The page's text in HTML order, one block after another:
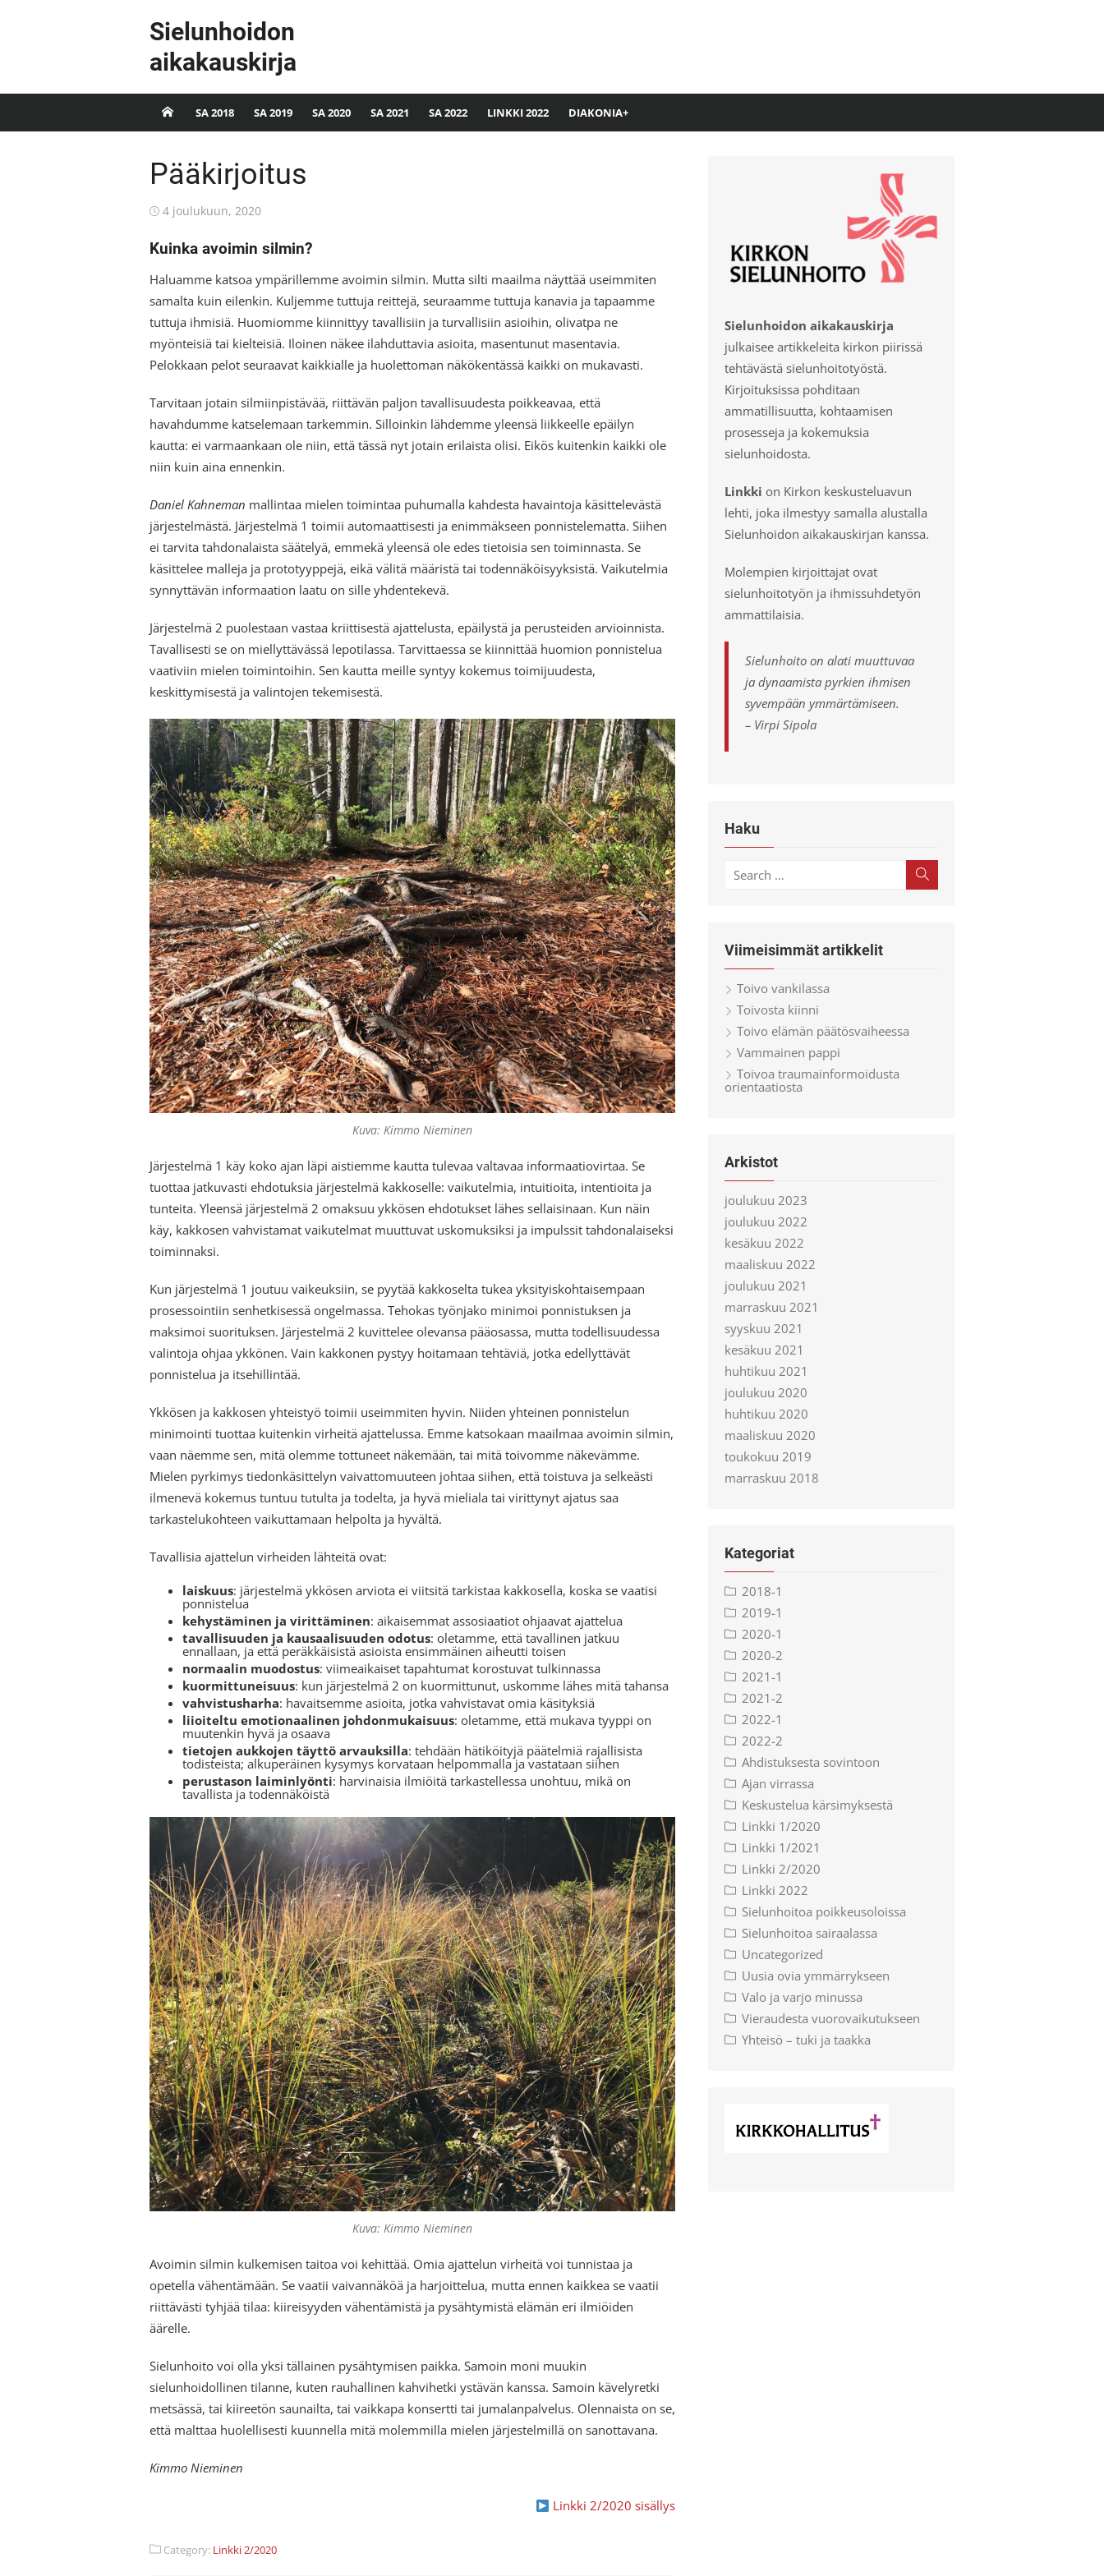
Sielunhoidon
aikakauskirja
SA 2018 SA 2019 SA 2020 SA 2021 SA 2022 LINKKI 2022 DIAKONIA+
Pääkirjoitus
Posted
4 joulukuun, 2020
Kuinka avoimin silmin?
Haluamme katsoa ympärillemme avoimin silmin. Mutta silti maailma näyttää useimmiten
samalta kuin eilenkin. Kuljemme tuttuja reittejä, seuraamme tuttuja kanavia ja tapaamme
tuttuja ihmisiä. Huomiomme kiinnittyy tavallisiin ja turvallisiin asioihin, olivatpa ne
myönteisiä tai kielteisiä. Iloinen näkee ilahduttavia asioita, masentunut masentavia.
Pelokkaan pelot seuraavat kaikkialle ja huolettoman näkökentässä kaikki on mukavasti.
Tarvitaan jotain silmiinpistävää, riittävän paljon tavallisuudesta poikkeavaa, että
havahdumme katselemaan tarkemmin. Silloinkin lähdemme yleensä liikkeelle epäilyn
kautta: ei varmaankaan ole niin, että tässä nyt jotain erilaista olisi. Eikös kuitenkin kaikki ole
niin kuin aina ennenkin.
Daniel Kahneman mallintaa mielen toimintaa puhumalla kahdesta havaintoja käsittelevästä
järjestelmästä. Järjestelmä 1 toimii automaattisesti ja enimmäkseen ponnistelematta. Siihen
ei tarvita tahdonalaista säätelyä, emmekä yleensä ole edes tietoisia sen toiminnasta. Se
käsittelee malleja ja prototyyppejä, eikä välitä määristä tai todennäköisyyksistä. Vaikutelmia
synnyttävän informaation laatu on sille yhdentekevä.
Järjestelmä 2 puolestaan vastaa kriittisestä ajattelusta, epäilystä ja perusteiden arvioinnista.
Tavallisesti se on miellyttävässä lepotilassa. Tarvittaessa se kiinnittää huomion ponnistelua
vaativiin mielen toimintoihin. Sen kautta meille syntyy kokemus toimijuudesta,
keskittymisestä ja valintojen tekemisestä.
Kuva: Kimmo Nieminen
Järjestelmä 1 käy koko ajan läpi aistiemme kautta tulevaa valtavaa informaatiovirtaa. Se
tuottaa jatkuvasti ehdotuksia järjestelmä kakkoselle: vaikutelmia, intuitioita, intentioita ja
tunteita. Yleensä järjestelmä 2 omaksuu ykkösen ehdotukset lähes sellaisinaan. Kun näin
käy, kakkosen vahvistamat vaikutelmat muuttuvat uskomuksiksi ja impulssit tahdonalaiseksi
toiminnaksi.
Kun järjestelmä 1 joutuu vaikeuksiin, se pyytää kakkoselta tukea yksityiskohtaisempaan
prosessointiin senhetkisessä ongelmassa. Tehokas työnjako minimoi ponnistuksen ja
maksimoi suorituksen. Järjestelmä 2 kuvittelee olevansa pääosassa, mutta todellisuudessa
valintoja ohjaa ykkönen. Vain kakkonen pystyy hoitamaan tehtäviä, jotka edellyttävät
ponnistelua ja itsehillintää.
Ykkösen ja kakkosen yhteistyö toimii useimmiten hyvin. Niiden yhteinen ponnistelun
minimointi tuottaa kuitenkin virheitä ajattelussa. Emme katsokaan maailmaa avoimin silmin,
vaan näemme sen, mitä olemme tottuneet näkemään, tai mitä toivomme näkevämme.
Mielen pyrkimys tiedonkäsittelyn vaivattomuuteen johtaa siihen, että toistuva ja selkeästi
ilmenevä kokemus tuntuu tutulta ja todelta, ja hyvä mieliala tai virittynyt ajatus saa
tarkastelukohteen vaikuttamaan helpolta ja hyvältä.
Tavallisia ajattelun virheiden lähteitä ovat:
laiskuus: järjestelmä ykkösen arviota ei viitsitä tarkistaa kakkosella, koska se vaatisi
ponnistelua
kehystäminen ja virittäminen: aikaisemmat assosiaatiot ohjaavat ajattelua
tavallisuuden ja kausaalisuuden odotus: oletamme, että tavallinen jatkuu
ennallaan, ja että peräkkäisistä asioista ensimmäinen aiheutti toisen
normaalin muodostus: viimeaikaiset tapahtumat korostuvat tulkinnassa
kuormittuneisuus: kun järjestelmä 2 on kuormittunut, uskomme lähes mitä tahansa
vahvistusharha: havaitsemme asioita, jotka vahvistavat omia käsityksiä
liioiteltu emotionaalinen johdonmukaisuus: oletamme, että mukava tyyppi on
muutenkin hyvä ja osaava
tietojen aukkojen täyttö arvauksilla: tehdään hätiköityjä päätelmiä rajallisista
todisteista; alkuperäinen kysymys korvataan helpommalla ja vastataan siihen
perustason laiminlyönti: harvinaisia ilmiöitä tarkastellessa unohtuu, mikä on
tavallista ja todennäköistä
Kuva: Kimmo Nieminen
Avoimin silmin kulkemisen taitoa voi kehittää. Omia ajattelun virheitä voi tunnistaa ja
opetella vähentämään. Se vaatii vaivannäköä ja harjoittelua, mutta ennen kaikkea se vaatii
riittävästi tyhjää tilaa: kiireisyyden vähentämistä ja pysähtymistä elämän eri ilmiöiden
äärelle.
Sielunhoito voi olla yksi tällainen pysähtymisen paikka. Samoin moni muukin
sielunhoidollinen tilanne, kuten rauhallinen kahvihetki ystävän kanssa. Samoin kävelyretki
metsässä, tai kiireetön saunailta, tai vaikkapa konsertti tai jumalanpalvelus. Olennaista on se,
että malttaa huolellisesti kuunnella mitä molemmilla mielen järjestelmillä on sanottavana.
Kimmo Nieminen
Linkki 2/2020 sisällys
Category: Linkki 2/2020
Sielunhoidon aikakauskirja
julkaisee artikkeleita kirkon piirissä
tehtävästä sielunhoitotyöstä.
Kirjoituksissa pohditaan
ammatillisuutta, kohtaamisen
prosesseja ja kokemuksia
sielunhoidosta.
Linkki on Kirkon keskusteluavun
lehti, joka ilmestyy samalla alustalla
Sielunhoidon aikakauskirjan kanssa.
Molempien kirjoittajat ovat
sielunhoitotyön ja ihmissuhdetyön
ammattilaisia.
Sielunhoito on alati muuttuvaa
ja dynaamista pyrkien ihmisen
syvempään ymmärtämiseen.
– Virpi Sipola
Haku
Search
Viimeisimmät artikkelit
Toivo vankilassa
Toivosta kiinni
Toivo elämän päätösvaiheessa
Vammainen pappi
Toivoa traumainformoidusta
orientaatiosta
Arkistot
joulukuu 2023
joulukuu 2022
kesäkuu 2022
maaliskuu 2022
joulukuu 2021
marraskuu 2021
syyskuu 2021
kesäkuu 2021
huhtikuu 2021
joulukuu 2020
huhtikuu 2020
maaliskuu 2020
toukokuu 2019
marraskuu 2018
Kategoriat
2018-1
2019-1
2020-1
2020-2
2021-1
2021-2
2022-1
2022-2
Ahdistuksesta sovintoon
Ajan virrassa
Keskustelua kärsimyksestä
Linkki 1/2020
Linkki 1/2021
Linkki 2/2020
Linkki 2022
Sielunhoitoa poikkeusoloissa
Sielunhoitoa sairaalassa
Uncategorized
Uusia ovia ymmärrykseen
Valo ja varjo minussa
Vieraudesta vuorovaikutukseen
Yhteisö – tuki ja taakka